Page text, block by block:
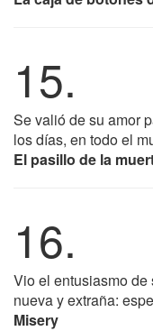
15.
Se valió de su amor
los días, en todo el
El pasillo de la
16.
Vio el entusiasmo
nueva y extraña:
Misery